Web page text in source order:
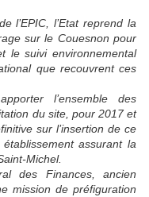
l’Etat reprend la
sur le Couesnon pour
le suivi environnemental
que recouvrent ces
l’ensemble des
du site, pour 2017 et
sur l’insertion de ce
assurant la
Michel.
des Finances, ancien
mission de préfiguration